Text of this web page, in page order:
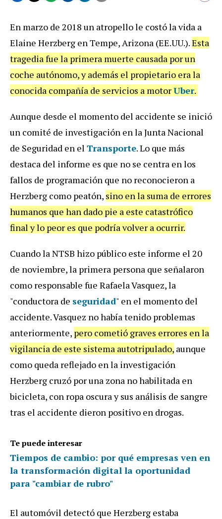
En marzo de 2018 un atropello le costó la vida a
Elaine Herzberg en Tempe, Arizona (EE.UU.).Esta
tragedia fue la primera muerte causada por un
coche autónomo, y además el propietario era la
conocida compañía de servicios a motorUber.
Aunque desde el momento del accidente se inició
un comité de investigación en la Junta Nacional
de Seguridad en el Transporte. Lo que más
destaca del informe es que no se centra en los
fallos de programación que no reconocieron a
Herzberg como peatón, sino en la suma de errores
humanos que han dado pie a este catastrófico
final y lo peor es que podría volver a ocurrir.
Cuando la NTSB hizo público este informe el 20
de noviembre, la primera persona que señalaron
como responsable fue Rafaela Vasquez, la
"conductora de seguridad" en el momento del
accidente. Vasquez no había tenido problemas
anteriormente, pero cometió graves errores en la
vigilancia de este sistema autotripulado, aunque
como queda reflejado en la investigación
Herzberg cruzó por una zona no habilitada en
bicicleta, con ropa oscura y sus análisis de sangre
tras el accidente dieron positivo en drogas.
Te puede interesar
Tiempos de cambio: por qué empresas ven en
la transformación digital la oportunidad
para "cambiar de rubro"
El automóvil detectó que Herzberg estaba